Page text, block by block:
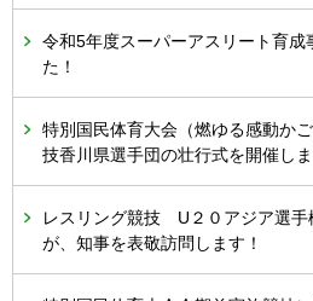
令和5年度スーパーアスリート育成
た！
特別国民体育大会（燃ゆる感動か
技香川県選手団の壮行式を開催しま
レスリング競技 U２０アジア選手
が、知事を表敬訪問します！